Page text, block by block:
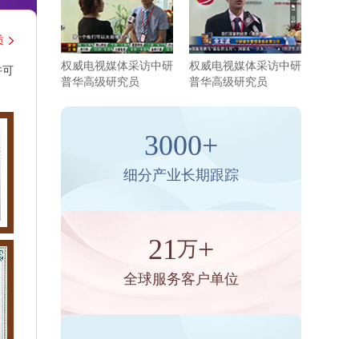
权威电视媒体采访中研
普华高级研究员
权威电视媒体采访中研
普华高级研究员
3000+
细分产业长期跟踪
21万+
全球服务客户单位